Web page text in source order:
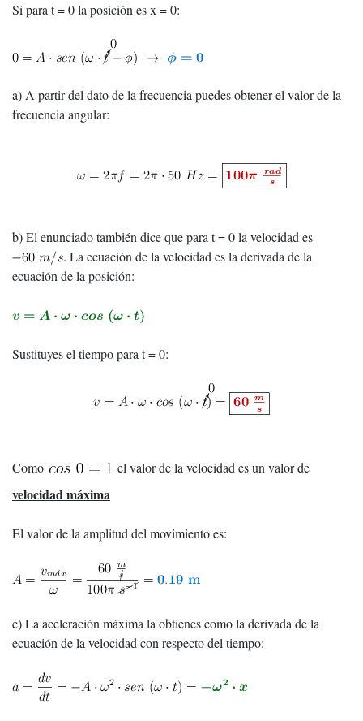
Si para t = 0 la posición es x = 0:
a) A partir del dato de la frecuencia puedes obtener el valor de la
frecuencia angular:
b) El enunciado también dice que para t = 0 la velocidad es
. La ecuación de la velocidad es la derivada de la
ecuación de la posición:
Sustituyes el tiempo para t = 0:
Como el valor de la velocidad es un valor de
velocidad máxima
El valor de la amplitud del movimiento es:
c) La aceleración máxima la obtienes como la derivada de la
ecuación de la velocidad con respecto del tiempo: